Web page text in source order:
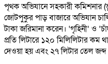
পৃথক অভিযানে সহকারী কমিশনার
জোটপুকুর পাড় বাজারে অভিযান
টাকা জরিমানা করেন। ‘গৃহিনী’ ও
প্রতি লিটারে ১২০ মিলিলিটার কম
দেওয়া হয় এবং ২৭ লিটার তেল